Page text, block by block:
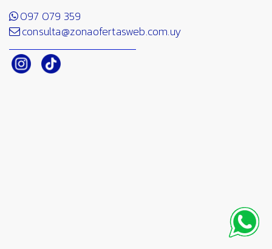
097 079 359
consulta@zonaofertasweb.com.uy